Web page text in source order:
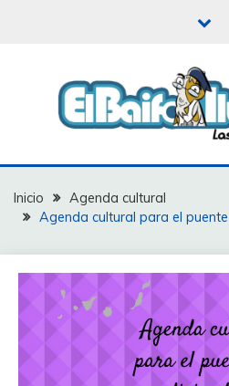
EL BAIFO
Inicio
Agenda cultural
Agenda cultural para el